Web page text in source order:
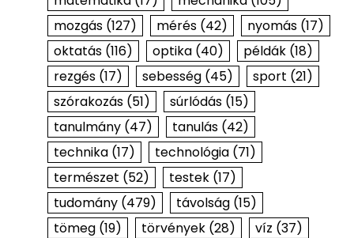
mozgás(127) mérés(42) nyomás(17)
oktatás(116) optika(40) példák(18)
rezgés(17) sebesség(45) sport (21)
szórakozás(51) súrlódás(15)
tanulmány(47) tanulás(42)
technika(17) technológia(71)
természet (52) testek(17)
tudomány(479) távolság(15)
tömeg(19) törvények(28) víz (37)